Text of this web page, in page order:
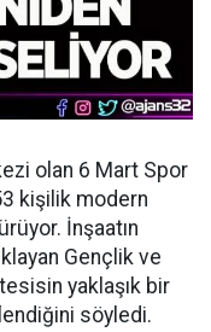
olan 6 Mart Spor
kişilik modern
İnşaatın
Gençlik ve
yaklaşık bir
söyledi.